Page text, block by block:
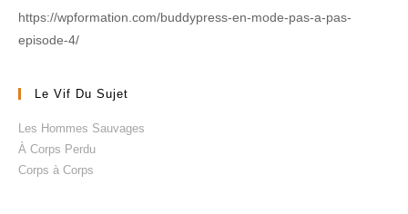
https://wpformation.com/buddypress-en-mode-pas-a-pas-
episode-4/
Le Vif Du Sujet
Les Hommes Sauvages
À Corps Perdu
Corps à Corps